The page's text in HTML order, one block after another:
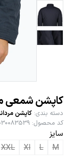
کاپشن شمعی
دسته بندی: کاپشن
کد محصول:
سایز
M
L
Xl
XXL